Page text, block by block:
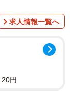
求人情報一覧へ
円